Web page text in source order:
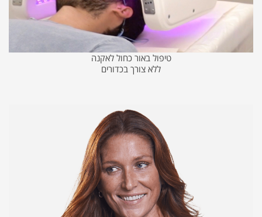
טיפול באור כחול לאקנה
ללא צורך בכדורים